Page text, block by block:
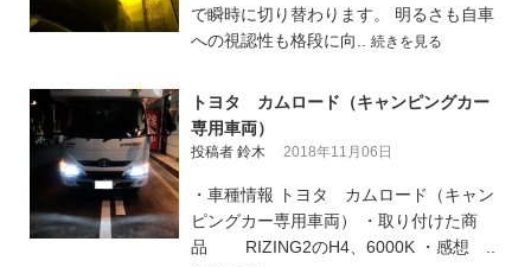
で瞬時に切り替わります。 明るさも自車
への視認性も格段に向.. 続きを見る
トヨタ カムロード（キャンピングカー
専用車両）
投稿者 鈴木 2018年11月06日
・車種情報 トヨタ カムロード（キャン
ピングカー専用車両） ・取り付けた商
品 RIZING2のH4、6000K ・感想 ..